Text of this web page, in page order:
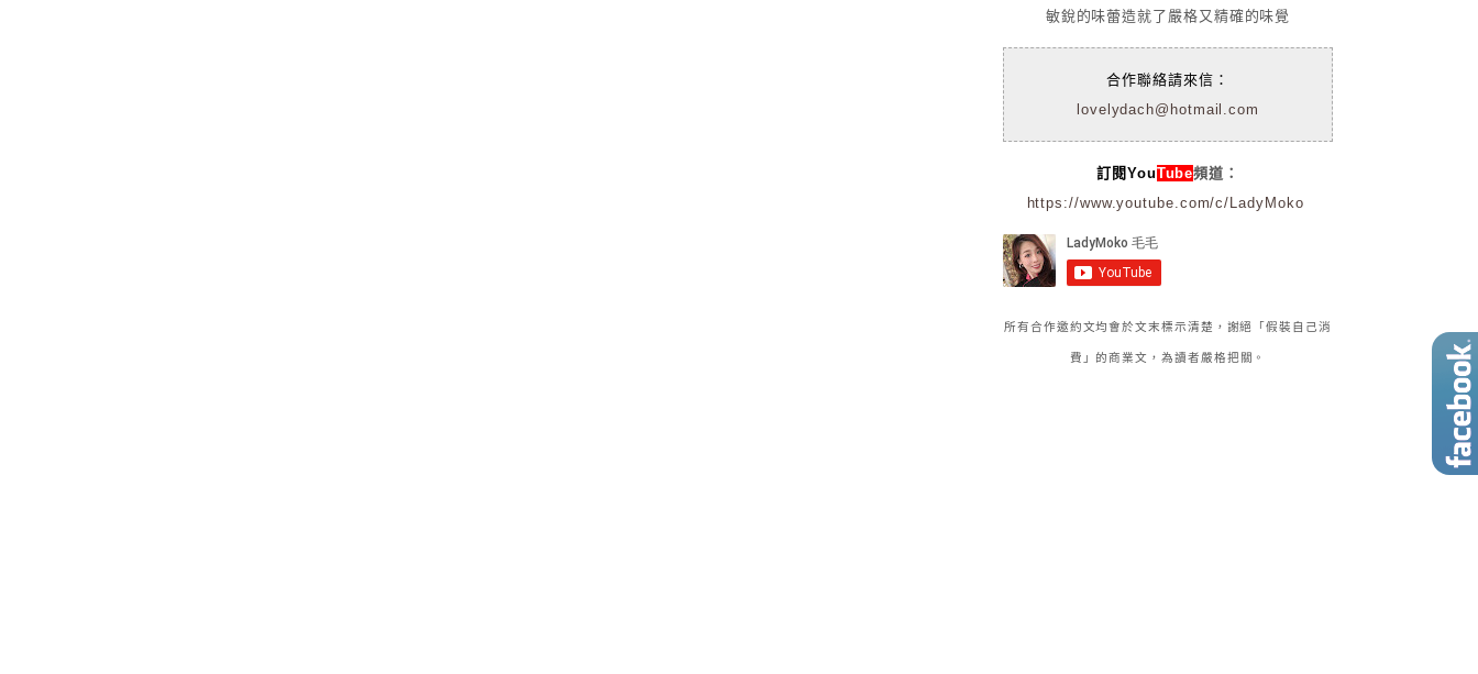
敏銳的味蕾造就了嚴格又精確的味覺
合作聯絡請來信：
lovelydach@hotmail.com
訂閱YouTube頻道：
https://www.youtube.com/c/LadyMoko
所有合作邀約文均會於文末標示清楚，謝絕「假裝自己消
費」的商業文，為讀者嚴格把關。